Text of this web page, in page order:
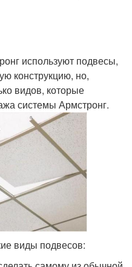
используют подвесы,
конструкцию, но,
видов, которые
системы Армстронг.
виды подвесов: